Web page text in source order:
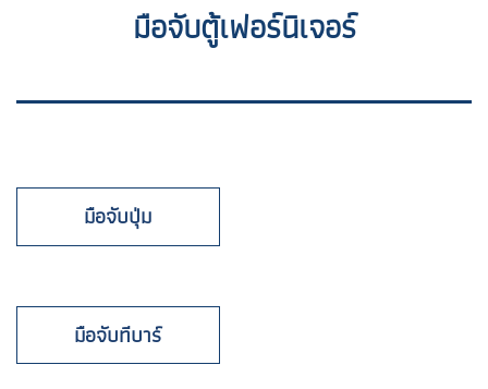
มือจับตู้เฟอร์นิเจอร์
มือจับปุ่ม
มือจับทีบาร์